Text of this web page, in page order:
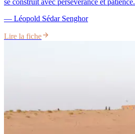
se construit avec persévérance et patience.
— Léopold Sédar Senghor
Lire la fiche